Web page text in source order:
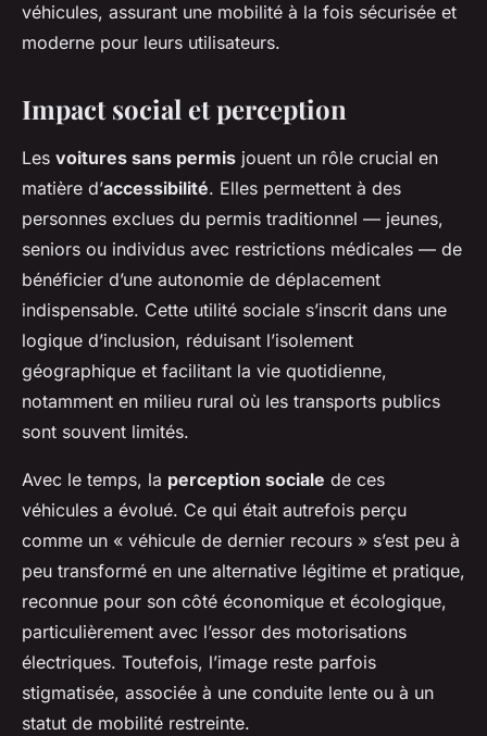
véhicules, assurant une mobilité à la fois sécurisée et
moderne pour leurs utilisateurs.
Impact social et perception
Les voitures sans permis jouent un rôle crucial en
matière d’accessibilité. Elles permettent à des
personnes exclues du permis traditionnel — jeunes,
seniors ou individus avec restrictions médicales — de
bénéficier d’une autonomie de déplacement
indispensable. Cette utilité sociale s’inscrit dans une
logique d’inclusion, réduisant l’isolement
géographique et facilitant la vie quotidienne,
notamment en milieu rural où les transports publics
sont souvent limités.
Avec le temps, la perception sociale de ces
véhicules a évolué. Ce qui était autrefois perçu
comme un « véhicule de dernier recours » s’est peu à
peu transformé en une alternative légitime et pratique,
reconnue pour son côté économique et écologique,
particulièrement avec l’essor des motorisations
électriques. Toutefois, l’image reste parfois
stigmatisée, associée à une conduite lente ou à un
statut de mobilité restreinte.